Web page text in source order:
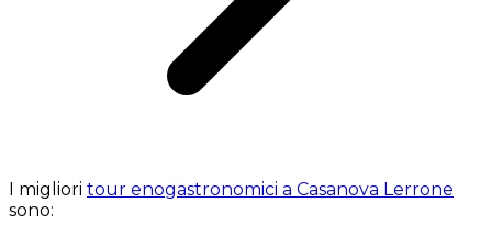
I migliori tour enogastronomici a Casanova Lerrone
sono: